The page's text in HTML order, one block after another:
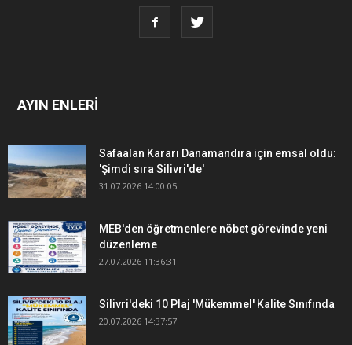
AYIN ENLERİ
Safaalan Kararı Danamandıra için emsal oldu:
'Şimdi sıra Silivri'de'
31.07.2026 14:00:05
MEB'den öğretmenlere nöbet görevinde yeni
düzenleme
27.07.2026 11:36:31
Silivri'deki 10 Plaj 'Mükemmel' Kalite Sınıfında
20.07.2026 14:37:57